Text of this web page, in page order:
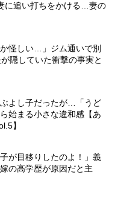
に追い打ちをかける…妻の
怪しい…」ジム通いで別
隠していた衝撃の事実と
よし子だったが…「うど
始まる小さな違和感【あ
】
が目移りしたのよ！」義
の高学歴が原因だと主